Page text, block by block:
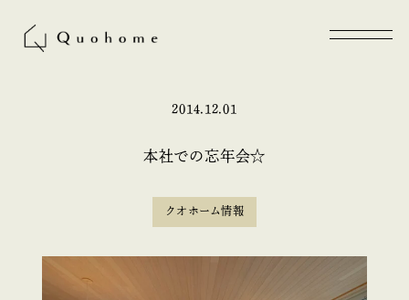
2014.12.01
本社での忘年会☆
クオホーム情報